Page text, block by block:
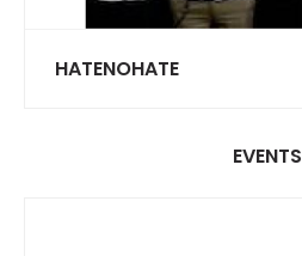
HATENOHATE
EVENTS